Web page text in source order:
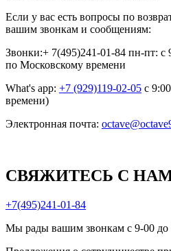
Если у вас есть вопросы по
вашим звонкам и сообщениям:
Звонки:+ 7(495)241-01-84 пн-пт: с
по Московскому времени
What's app: +7 (929)119-02-05 с
времени)
Электронная почта:
СВЯЖИТЕСЬ С
+7(495)241-01-84
Мы рады вашим звонкам с 9-00